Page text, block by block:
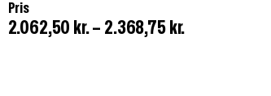
Pris
2.062,50 kr.– 2.368,75 kr.